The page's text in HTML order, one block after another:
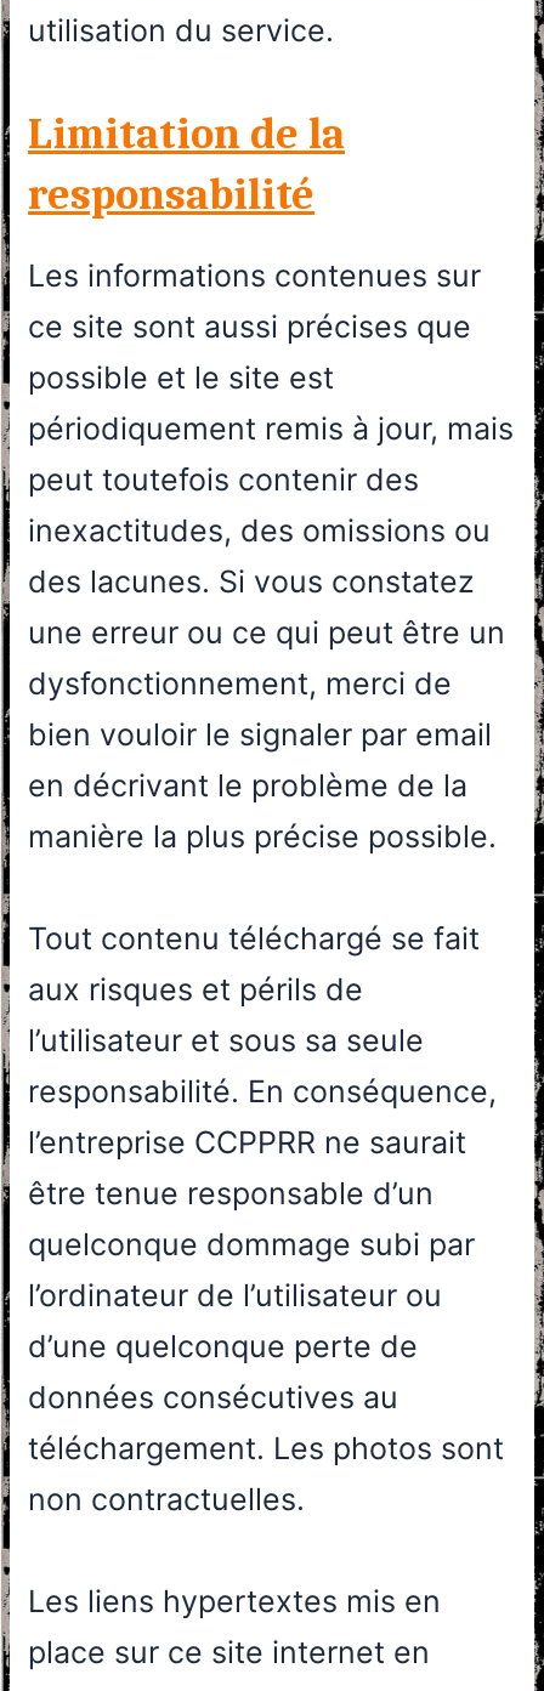
utilisation du service.
Limitation de la
responsabilité
Les informations contenues sur
ce site sont aussi précises que
possible et le site est
périodiquement remis à jour, mais
peut toutefois contenir des
inexactitudes, des omissions ou
des lacunes. Si vous constatez
une erreur ou ce qui peut être un
dysfonctionnement, merci de
bien vouloir le signaler par email
en décrivant le problème de la
manière la plus précise possible.
Tout contenu téléchargé se fait
aux risques et périls de
l’utilisateur et sous sa seule
responsabilité. En conséquence,
l’entreprise CCPPRR ne saurait
être tenue responsable d’un
quelconque dommage subi par
l’ordinateur de l’utilisateur ou
d’une quelconque perte de
données consécutives au
téléchargement. Les photos sont
non contractuelles.
Les liens hypertextes mis en
place sur ce site internet en